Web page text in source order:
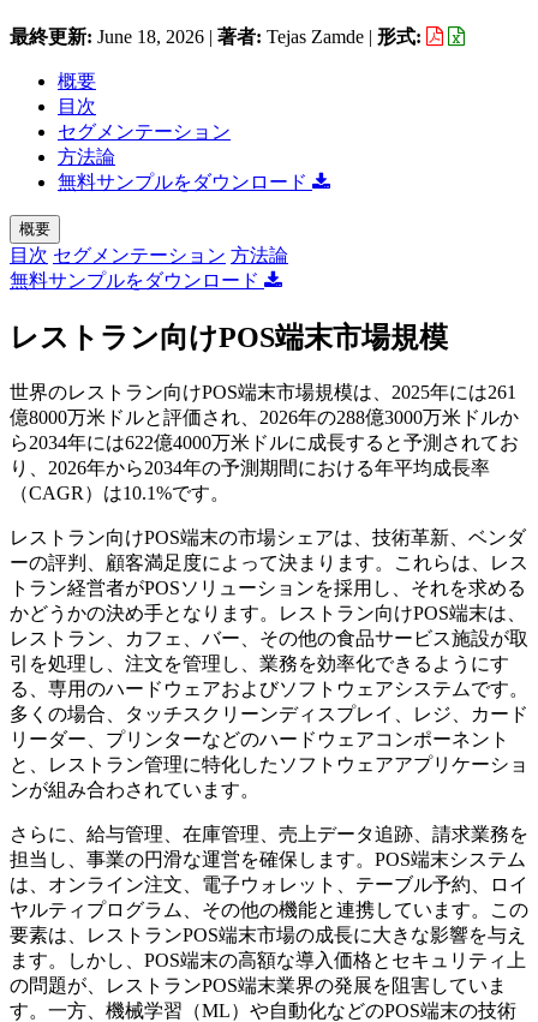
最終更新: June 18, 2026 | 著者: Tejas Zamde | 形式:
概要
目次
セグメンテーション
方法論
無料サンプルをダウンロード
概要
目次 セグメンテーション 方法論
無料サンプルをダウンロード
レストラン向けPOS端末市場規模
世界のレストラン向けPOS端末市場規模は、2025年には261
億8000万米ドルと評価され、2026年の288億3000万米ドルか
ら2034年には622億4000万米ドルに成長すると予測されてお
り、2026年から2034年の予測期間における年平均成長率
（CAGR）は10.1%です。
レストラン向けPOS端末の市場シェアは、技術革新、ベンダ
ーの評判、顧客満足度によって決まります。これらは、レス
トラン経営者がPOSソリューションを採用し、それを求める
かどうかの決め手となります。レストラン向けPOS端末は、
レストラン、カフェ、バー、その他の食品サービス施設が取
引を処理し、注文を管理し、業務を効率化できるようにす
る、専用のハードウェアおよびソフトウェアシステムです。
多くの場合、タッチスクリーンディスプレイ、レジ、カード
リーダー、プリンターなどのハードウェアコンポーネント
と、レストラン管理に特化したソフトウェアアプリケーショ
ンが組み合わされています。
さらに、給与管理、在庫管理、売上データ追跡、請求業務を
担当し、事業の円滑な運営を確保します。POS端末システム
は、オンライン注文、電子ウォレット、テーブル予約、ロイ
ヤルティプログラム、その他の機能と連携しています。この
要素は、レストランPOS端末市場の成長に大きな影響を与え
ます。しかし、POS端末の高額な導入価格とセキュリティ上
の問題が、レストランPOS端末業界の発展を阻害していま
す。一方、機械学習（ML）や自動化などのPOS端末の技術